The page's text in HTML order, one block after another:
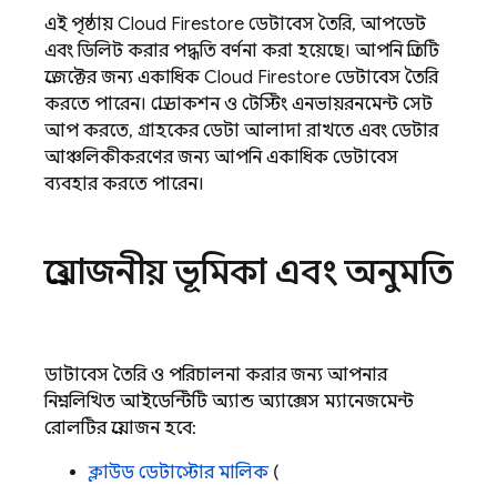
এই পৃষ্ঠায় Cloud Firestore ডেটাবেস তৈরি, আপডেট
এবং ডিলিট করার পদ্ধতি বর্ণনা করা হয়েছে। আপনি প্রতিটি
প্রজেক্টের জন্য একাধিকCloud Firestore ডেটাবেস তৈরি
করতে পারেন। প্রোডাকশন ও টেস্টিং এনভায়রনমেন্ট সেট
আপ করতে, গ্রাহকের ডেটা আলাদা রাখতে এবং ডেটার
আঞ্চলিকীকরণের জন্য আপনি একাধিক ডেটাবেস
ব্যবহার করতে পারেন।
প্রয়োজনীয় ভূমিকা এবং অনুমতি
ডাটাবেস তৈরি ও পরিচালনা করার জন্য আপনার
নিম্নলিখিত আইডেন্টিটি অ্যান্ড অ্যাক্সেস ম্যানেজমেন্ট
রোলটির প্রয়োজন হবে:
ক্লাউড ডেটাস্টোর মালিক(